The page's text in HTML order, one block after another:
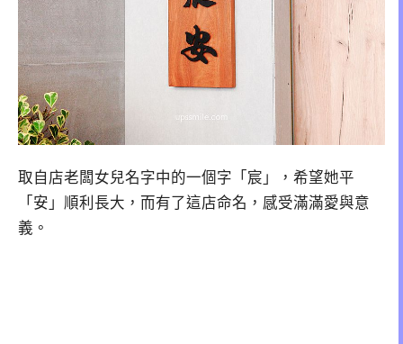
取自店老闆女兒名字中的一個字「宸」，希望她平
「安」順利長大，而有了這店命名，感受滿滿愛與意
義。